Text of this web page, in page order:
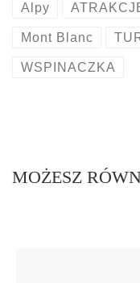
Alpy
Mont Blanc
WSPINACZKA
MOŻESZ